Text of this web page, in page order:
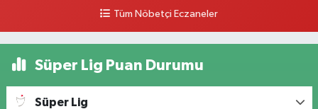
Tüm Nöbetçi Eczaneler
Süper Lig Puan Durumu
Süper Lig